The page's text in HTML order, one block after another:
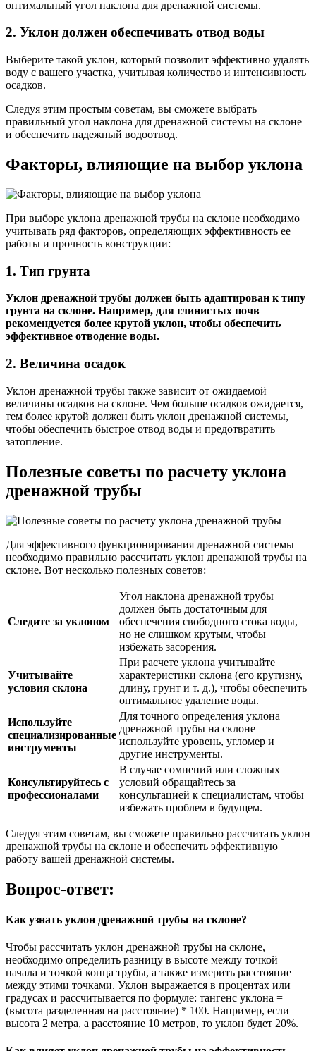
оптимальный угол наклона для дренажной системы.
2. Уклон должен обеспечивать отвод воды
Выберите такой уклон, который позволит эффективно удалять
воду с вашего участка, учитывая количество и интенсивность
осадков.
Следуя этим простым советам, вы сможете выбрать
правильный угол наклона для дренажной системы на склоне
и обеспечить надежный водоотвод.
Факторы, влияющие на выбор уклона
При выборе уклона дренажной трубы на склоне необходимо
учитывать ряд факторов, определяющих эффективность ее
работы и прочность конструкции:
1. Тип грунта
Уклон дренажной трубы должен быть адаптирован к типу
грунта на склоне. Например, для глинистых почв
рекомендуется более крутой уклон, чтобы обеспечить
эффективное отводение воды.
2. Величина осадок
Уклон дренажной трубы также зависит от ожидаемой
величины осадков на склоне. Чем больше осадков ожидается,
тем более крутой должен быть уклон дренажной системы,
чтобы обеспечить быстрое отвод воды и предотвратить
затопление.
Полезные советы по расчету уклона
дренажной трубы
Для эффективного функционирования дренажной системы
необходимо правильно рассчитать уклон дренажной трубы на
склоне. Вот несколько полезных советов:
Следите за уклоном
Угол наклона дренажной трубы
должен быть достаточным для
обеспечения свободного стока воды,
но не слишком крутым, чтобы
избежать засорения.
Учитывайте
условия склона
При расчете уклона учитывайте
характеристики склона (его крутизну,
длину, грунт и т. д.), чтобы обеспечить
оптимальное удаление воды.
Используйте
специализированные
инструменты
Для точного определения уклона
дренажной трубы на склоне
используйте уровень, угломер и
другие инструменты.
Консультируйтесь с
профессионалами
В случае сомнений или сложных
условий обращайтесь за
консультацией к специалистам, чтобы
избежать проблем в будущем.
Следуя этим советам, вы сможете правильно рассчитать уклон
дренажной трубы на склоне и обеспечить эффективную
работу вашей дренажной системы.
Вопрос-ответ:
Как узнать уклон дренажной трубы на склоне?
Чтобы рассчитать уклон дренажной трубы на склоне,
необходимо определить разницу в высоте между точкой
начала и точкой конца трубы, а также измерить расстояние
между этими точками. Уклон выражается в процентах или
градусах и рассчитывается по формуле: тангенс уклона =
(высота разделенная на расстояние) * 100. Например, если
высота 2 метра, а расстояние 10 метров, то уклон будет 20%.